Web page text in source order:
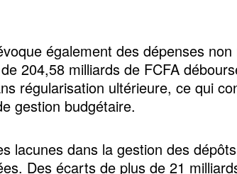
également des dépenses
204,58 milliards de FCFA
régularisation ultérieure, ce qui
gestion budgétaire.
lacunes dans la gestion des
Des écarts de plus de 21